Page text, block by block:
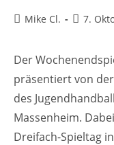
Mike Cl. 7.
Der
präsentiert von
des
Massenheim.
Dreifach-Spieltag